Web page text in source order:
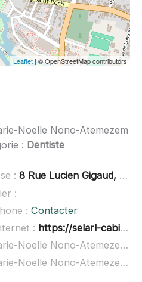
Leaflet | © OpenStreetMap contributors
Noelle Nono-Atemezem
: Dentiste
: 8 Rue Lucien Gigaud, 41200 Romorantin-Lanthenay
:
: Contacter
: https://selarl-cabinet-dentaire-nono-atemezem-marie-noelle.chirurgiens-dentistes.fr/
Dr Marie-Noelle Nono-Atemezem à domicile :
Dr Marie-Noelle Nono-Atemezem ouvert dimanche :